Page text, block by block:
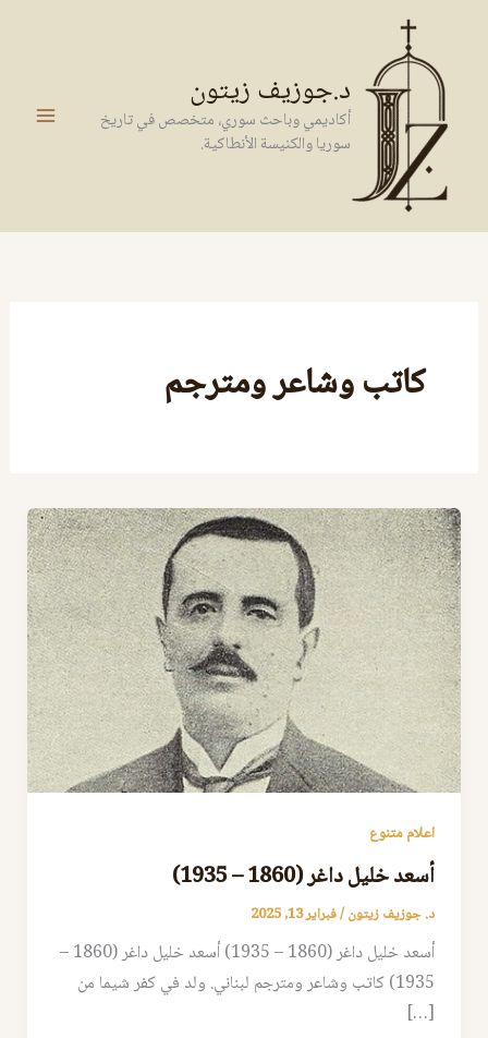
المحتوى
د.جوزيف زيتون
أكاديمي وباحث سوري، متخصص في تاريخ
سوريا والكنيسة الأنطاكية.
كاتب وشاعر ومترجم
اعلام متنوع
أسعد خليل داغر (1860 – 1935)
د. جوزيف زيتون/فبراير 13, 2025
أسعد خليل داغر (1860 – 1935) أسعد خليل داغر (1860 –
1935) كاتب وشاعر ومترجم لبناني. ولد في كفر شيما من
[…]